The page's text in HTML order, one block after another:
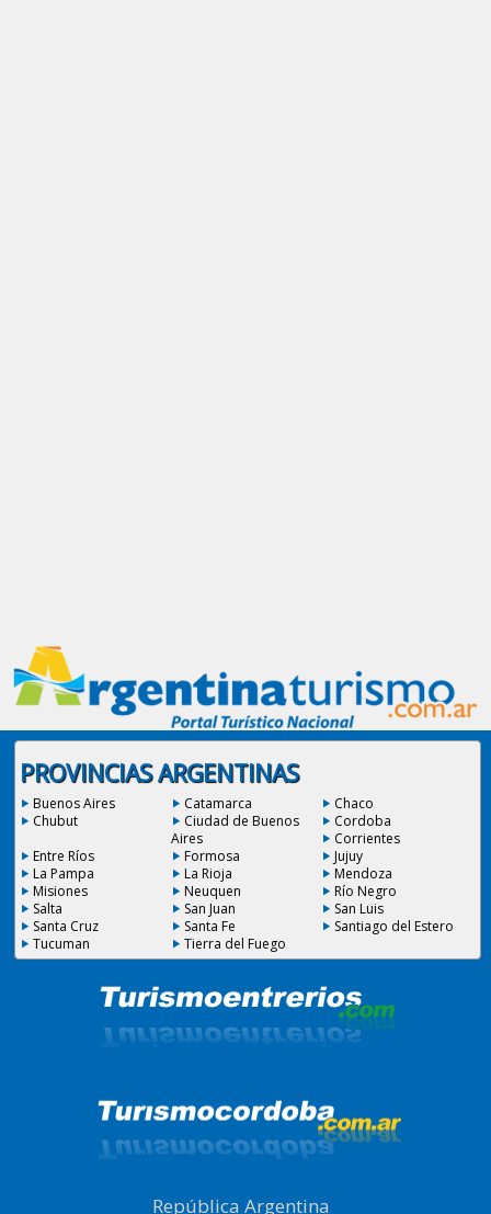
PROVINCIAS ARGENTINAS
Buenos Aires Catamarca
Chaco
Chubut
Ciudad de Buenos
Aires
Cordoba
Corrientes
Entre Ríos
Formosa
Jujuy
La Pampa
La Rioja
Mendoza
Misiones
Neuquen
Río Negro
Salta
San Juan
San Luis
Santa Cruz
Santa Fe
Santiago del Estero
Tucuman
Tierra del Fuego
República Argentina